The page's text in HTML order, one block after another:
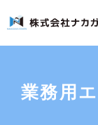
業務用